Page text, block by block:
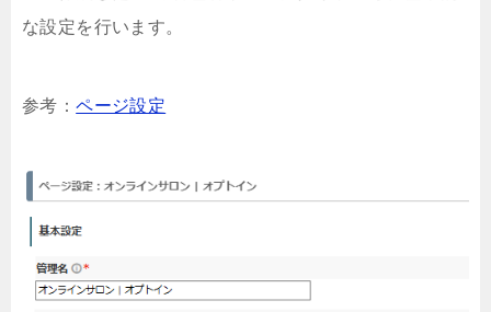
な設定を行います。
参考：ページ設定